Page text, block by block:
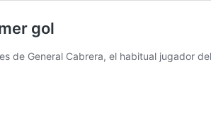
gol
de General Cabrera, el habitual jugador